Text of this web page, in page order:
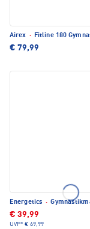
Airex · Fitline 180
€ 79,99
Energetics ·
€ 39,99
UVP* € 69,99